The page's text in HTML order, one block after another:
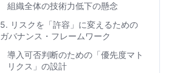
組織全体の技術力低下の懸念
5. リスクを「許容」に変えるための
ガバナンス・フレームワーク
導入可否判断のための「優先度マト
リクス」の設計